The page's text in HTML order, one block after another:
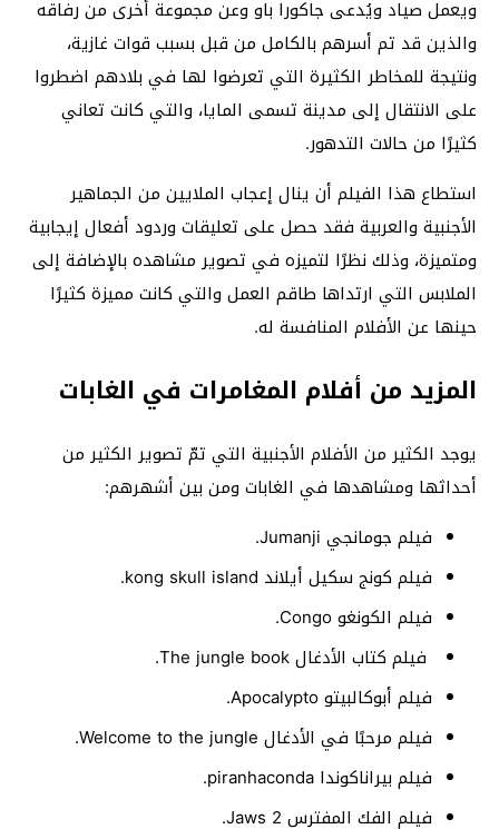
ويعمل صياد ويُدعى جاكورا باو وعن مجموعة أخرى من رفاقه
والذين قد تم أسرهم بالكامل من قبل بسبب قوات غازية،
ونتيجة للمخاطر الكثيرة التي تعرضوا لها في بلادهم اضطروا
على الانتقال إلى مدينة تسمى المايا، والتي كانت تعاني
كثيرًا من حالات التدهور.
استطاع هذا الفيلم أن ينال إعجاب الملايين من الجماهير
الأجنبية والعربية فقد حصل على تعليقات وردود أفعال إيجابية
ومتميزة، وذلك نظرًا لتميزه في تصوير مشاهده بالإضافة إلى
الملابس التي ارتداها طاقم العمل والتي كانت مميزة كثيرًا
حينها عن الأفلام المنافسة له.
المزيد من أفلام المغامرات في الغابات
يوجد الكثير من الأفلام الأجنبية التي تمّ تصوير الكثير من
أحداثها ومشاهدها في الغابات ومن بين أشهرهم:
فيلم جومانجي Jumanji.
فيلم كونج سكيل أيلاند kong skull island.
فيلم الكونغو Congo.
فيلم كتاب الأدغال The jungle book.
فيلم أبوكالبيتو Apocalypto.
فيلم مرحبًا في الأدغال Welcome to the jungle.
فيلم بيراناكوندا piranhaconda.
فيلم الفك المفترس Jaws 2.